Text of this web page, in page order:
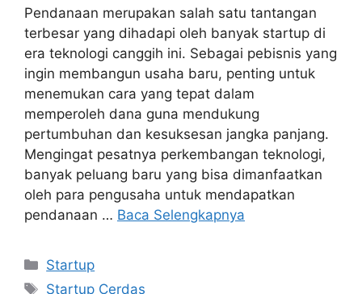
Pendanaan merupakan salah satu tantangan
terbesar yang dihadapi oleh banyak startup di
era teknologi canggih ini. Sebagai pebisnis yang
ingin membangun usaha baru, penting untuk
menemukan cara yang tepat dalam
memperoleh dana guna mendukung
pertumbuhan dan kesuksesan jangka panjang.
Mengingat pesatnya perkembangan teknologi,
banyak peluang baru yang bisa dimanfaatkan
oleh para pengusaha untuk mendapatkan
pendanaan … Baca Selengkapnya
Kategori
Startup
Tag
Startup Cerdas